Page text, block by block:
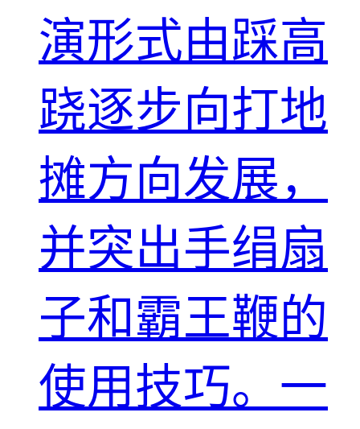
演形式由踩高
跷逐步向打地
摊方向发展，
并突出手绢扇
子和霸王鞭的
使用技巧。一